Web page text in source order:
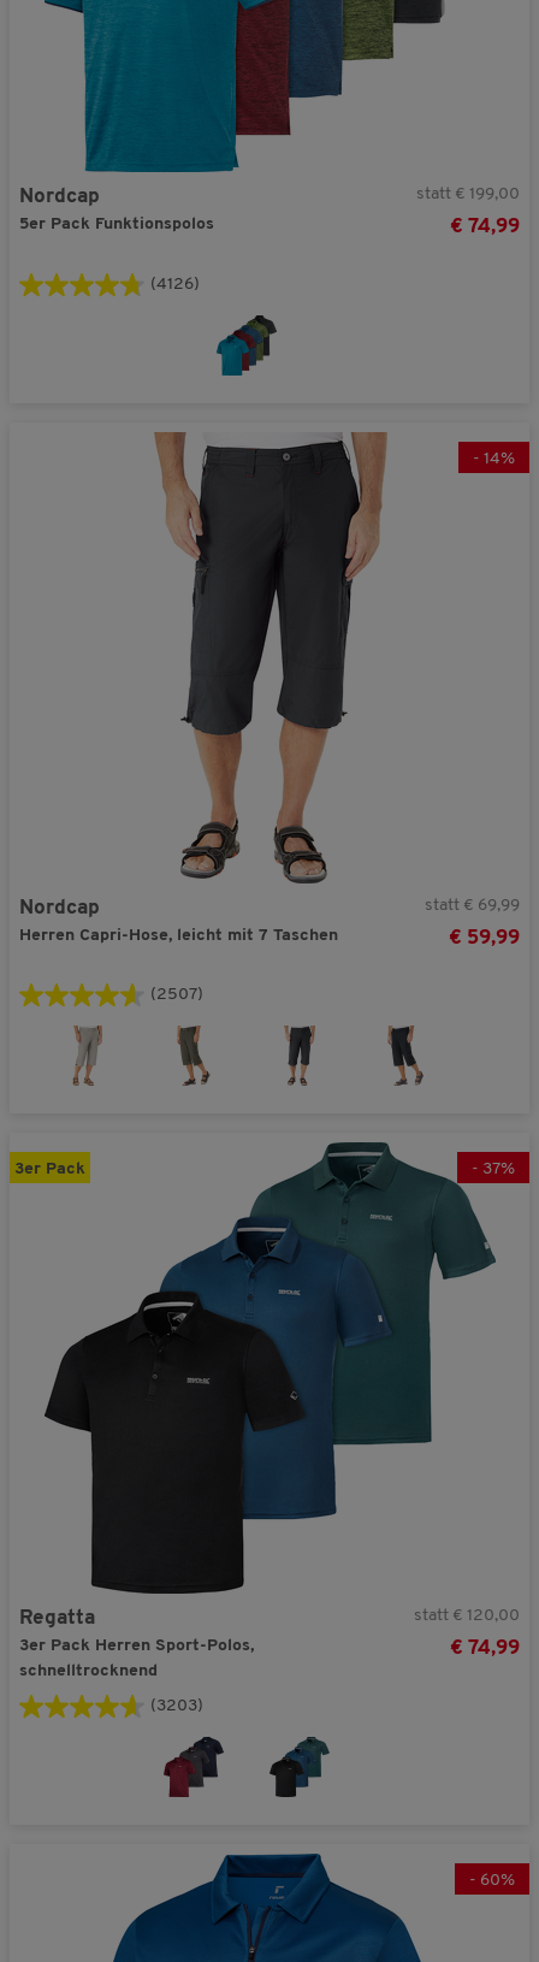
Nordcap
5er Pack Funktionspolos
statt € 199,00
€ 74,99
(4126)
- 14%
Nordcap
Herren Capri-Hose, leicht mit 7 Taschen
statt € 69,99
€ 59,99
(2507)
3er Pack - 37%
Regatta
3er Pack Herren Sport-Polos,
schnelltrocknend
statt € 120,00
€ 74,99
(3203)
- 60%